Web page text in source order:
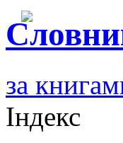
за
Індекс